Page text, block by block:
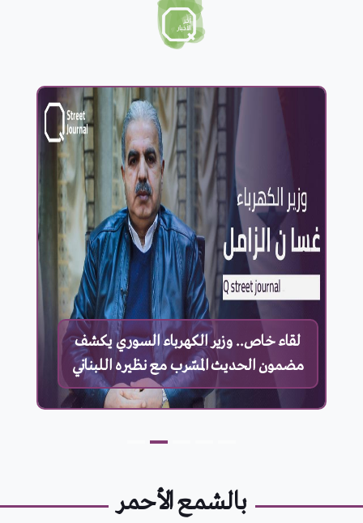
هل تم تأجيل اتفاقية توقيع نقل الكهرباء
من الأردن إلى لبنان.. ؟!
بالشمع الأحمر